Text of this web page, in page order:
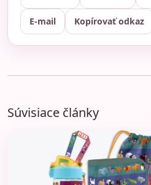
E-mail Kopírovať odkaz
Súvisiace články